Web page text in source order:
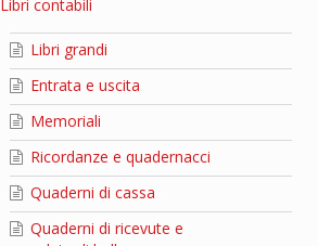
Libri contabili
Libri grandi
Entrata e uscita
Memoriali
Ricordanze e quadernacci
Quaderni di cassa
Quaderni di ricevute e